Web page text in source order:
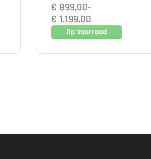
€ 899,00-
€ 1.199,00
Op Voorraad